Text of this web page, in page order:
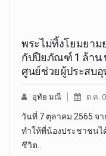
พระไม่ทิ้งโยมยาม
กัปปิยภัณฑ์ 1 ล้าน
ศูนย์ช่วยผู้ประสบ
อุทัย มณี ต.ค.
วันที่ 7 ตุลาคม 2565 จ
ทำให้พี่น้องประชาชนไ
ชีวิต…